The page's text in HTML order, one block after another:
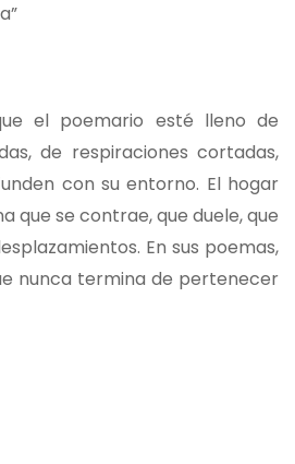
el poemario esté lleno de
de respiraciones cortadas,
con su entorno. El hogar
que se contrae, que duele, que
En sus poemas,
nunca termina de pertenecer